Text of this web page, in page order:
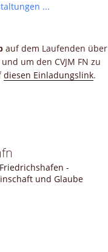
...
auf dem Laufenden über
um den CVJM FN zu
diesen Einladungslink.
Friedrichshafen -
und Glaube